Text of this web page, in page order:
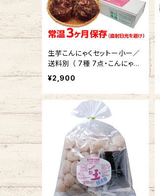
生芋こんにゃくセットー小ー／
送料別 （ 7種 7点・こんにゃく
総重量3kgオーバー） 【自園栽
培 生芋こんにゃく】
¥2,900